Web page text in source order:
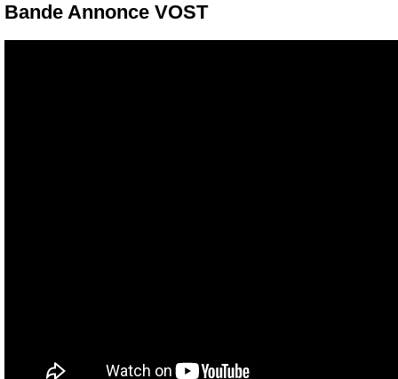
Bande Annonce VOST